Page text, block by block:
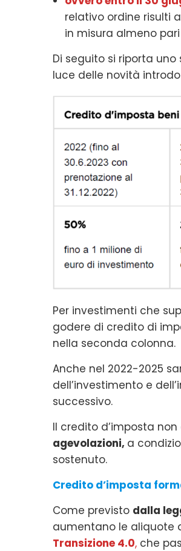
relativo ordine risulti
in misura almeno pari
Di seguito si riporta
luce delle novità
Per investimenti che
godere di credito di
nella seconda colonna.
Anche nel 2022-2025
dell’investimento e
successivo.
Il credito d’imposta non
agevolazioni, a
sostenuto.
Credito d’imposta
Come previsto dalla
aumentano le aliquote
Transizione 4.0, che